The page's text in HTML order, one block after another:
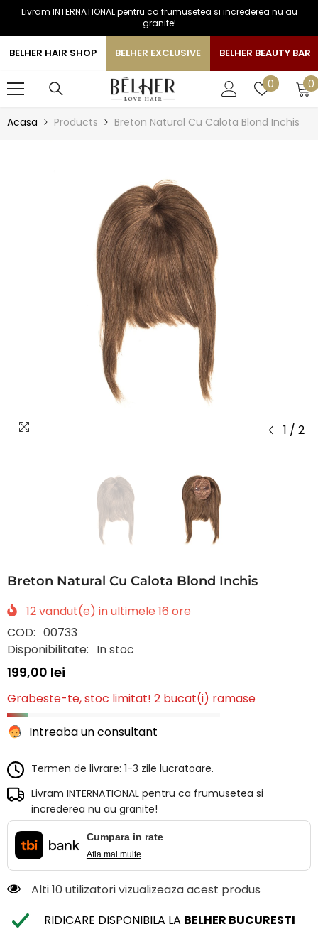
SARI LA CONTINUT
Livram INTERNATIONAL pentru ca frumusetea si increderea nu au
granite!
BELHER HAIR SHOP BELHER EXCLUSIVE BELHER BEAUTY BAR
0 Liste
00
Acasa Products Breton Natural Cu Calota Blond Inchis
1 / 2
Breton Natural Cu Calota Blond Inchis
12vandut(e) in ultimele 16 ore
COD: 00733
Disponibilitate: In stoc
199,00 lei
Grabeste-te, stoc limitat! 2 bucat(i) ramase
Intreaba un consultant
Termen de livrare: 1-3 zile lucratoare.
Livram INTERNATIONAL pentru ca frumusetea si
increderea nu au granite!
Cumpara in rate.
Afla mai multe
Alti 10 utilizatori vizualizeaza acest produs
RIDICARE DISPONIBILA LA BELHER BUCURESTI